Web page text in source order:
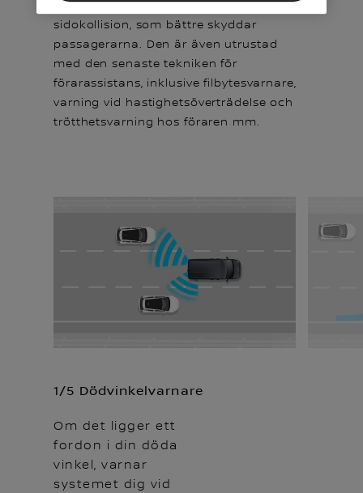
tack vare förstärkt skydd vid
sidokollision, som bättre skyddar
passagerarna. Den är även utrustad
med den senaste tekniken för
förarassistans, inklusive filbytesvarnare,
varning vid hastighetsöverträdelse och
trötthetsvarning hos föraren mm.
1/5 Dödvinkelvarnare
Om det ligger ett
fordon i din döda
vinkel, varnar
systemet dig vid